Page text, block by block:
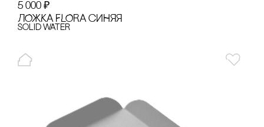
5 000 ₽
ЛОЖКА FLORA сИНЯЯ
Solid Water